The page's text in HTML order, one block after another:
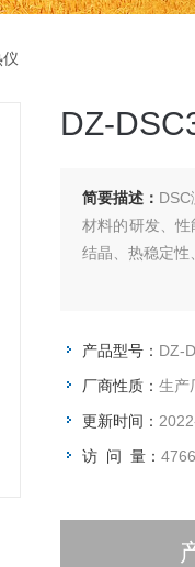
DZ-
简要描述：
材料的研发、性
结晶、热稳定性
产品型号： DZ-
厂商性质： 生产
更新时间：
访 问 量： 4766